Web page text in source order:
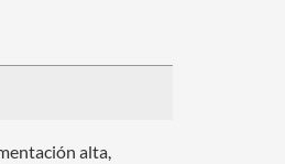
alta,